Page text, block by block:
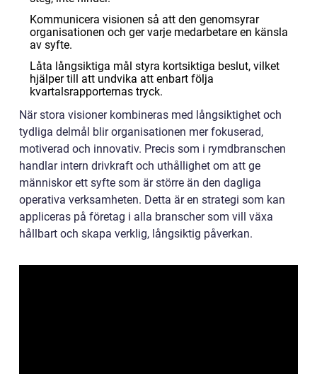
Kommunicera visionen så att den genomsyrar
organisationen och ger varje medarbetare en känsla
av syfte.
Låta långsiktiga mål styra kortsiktiga beslut, vilket
hjälper till att undvika att enbart följa
kvartalsrapporternas tryck.
När stora visioner kombineras med långsiktighet och
tydliga delmål blir organisationen mer fokuserad,
motiverad och innovativ. Precis som i rymdbranschen
handlar intern drivkraft och uthållighet om att ge
människor ett syfte som är större än den dagliga
operativa verksamheten. Detta är en strategi som kan
appliceras på företag i alla branscher som vill växa
hållbart och skapa verklig, långsiktig påverkan.